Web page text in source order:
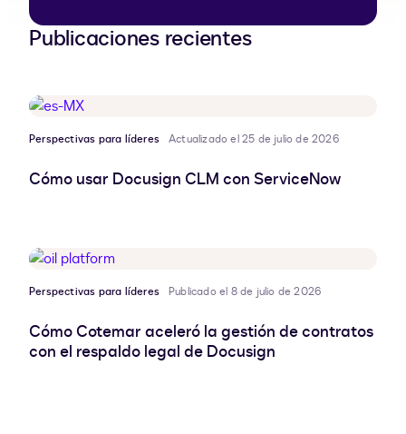
Publicaciones recientes
Perspectivas para líderes Actualizado el 25 de julio de 2026
Cómo usar Docusign CLM con ServiceNow
Perspectivas para líderes Publicado el 8 de julio de 2026
Cómo Cotemar aceleró la gestión de contratos
con el respaldo legal de Docusign